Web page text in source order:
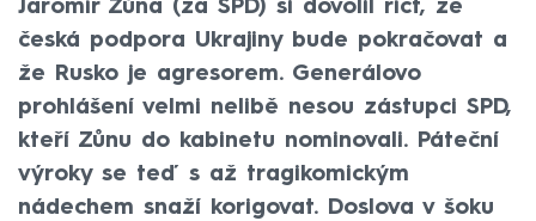
Jaromír Zůna (za SPD) si dovolil říct, že
česká podpora Ukrajiny bude pokračovat a
že Rusko je agresorem. Generálovo
prohlášení velmi nelibě nesou zástupci SPD,
kteří Zůnu do kabinetu nominovali. Páteční
výroky se teď s až tragikomickým
nádechem snaží korigovat. Doslova v šoku